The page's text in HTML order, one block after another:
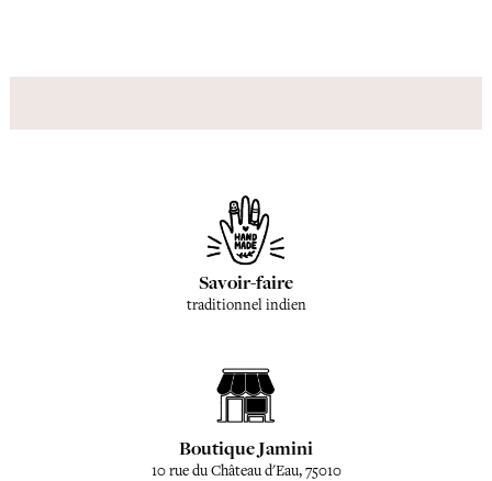
Savoir-faire
traditionnel indien
Boutique Jamini
10 rue du Château d'Eau, 75010